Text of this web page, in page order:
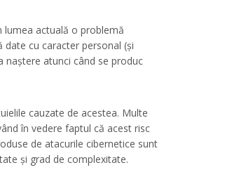
lumea actuală o problemă
cu caracter personal (și
naștere atunci când se produc
cauzate de acestea. Multe
în vedere faptul că acest risc
de atacurile cibernetice sunt
și grad de complexitate.